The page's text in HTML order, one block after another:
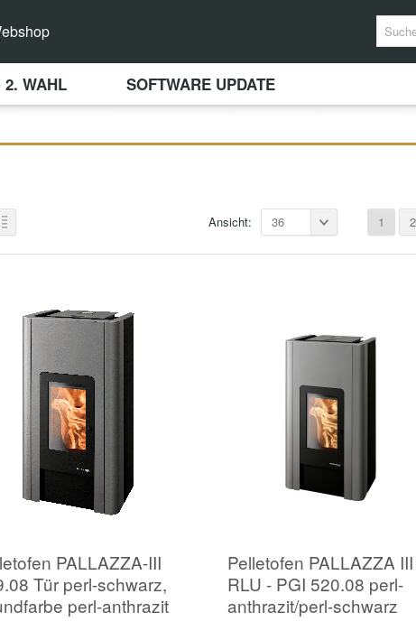
2. WAHL SOFTWARE UPDATE
1 2
Ansicht: 36
PALLAZZA-III
Tür perl-schwarz,
perl-anthrazit
Pelletofen PALLAZZA III
RLU - PGI 520.08 perl-
anthrazit/perl-schwarz